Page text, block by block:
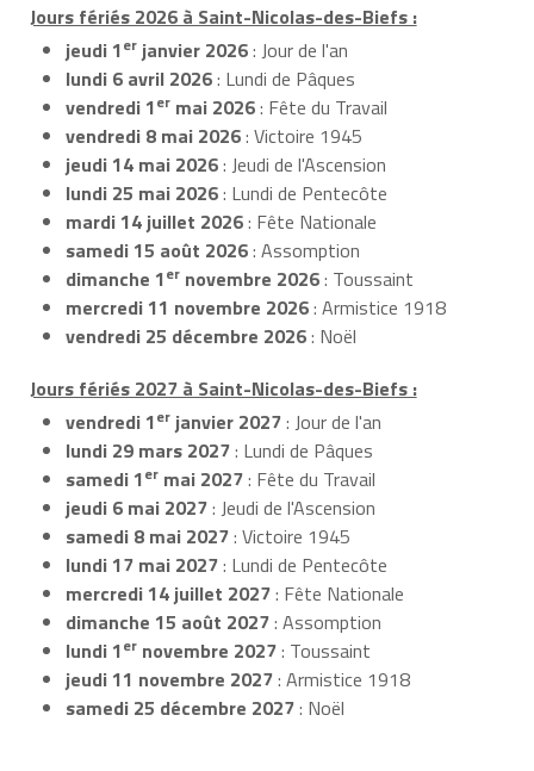
Jours fériés 2026 à Saint-Nicolas-des-Biefs :
jeudi 1er janvier 2026: Jour de l'an
lundi 6 avril 2026: Lundi de Pâques
vendredi 1er mai 2026: Fête du Travail
vendredi 8 mai 2026: Victoire 1945
jeudi 14 mai 2026: Jeudi de l'Ascension
lundi 25 mai 2026: Lundi de Pentecôte
mardi 14 juillet 2026: Fête Nationale
samedi 15 août 2026: Assomption
dimanche 1er novembre 2026: Toussaint
mercredi 11 novembre 2026: Armistice 1918
vendredi 25 décembre 2026: Noël
Jours fériés 2027 à Saint-Nicolas-des-Biefs :
vendredi 1er janvier 2027: Jour de l'an
lundi 29 mars 2027: Lundi de Pâques
samedi 1er mai 2027: Fête du Travail
jeudi 6 mai 2027: Jeudi de l'Ascension
samedi 8 mai 2027: Victoire 1945
lundi 17 mai 2027: Lundi de Pentecôte
mercredi 14 juillet 2027: Fête Nationale
dimanche 15 août 2027: Assomption
lundi 1er novembre 2027: Toussaint
jeudi 11 novembre 2027: Armistice 1918
samedi 25 décembre 2027: Noël